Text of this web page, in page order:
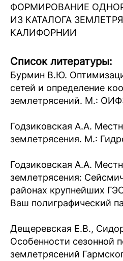
ФОРМИРОВАНИЕ
ИЗ КАТАЛОГА
КАЛИФОРНИИ
Список литературы:
Бурмин В.Ю.
сетей и определение
землетрясений. М.:
Годзиковская А.А.
землетрясения. М.:
Годзиковская А.А.
землетрясения:
районах крупнейших
Ваш полиграфический
Дещеревская Е.В.,
Особенности сезонной
землетрясений